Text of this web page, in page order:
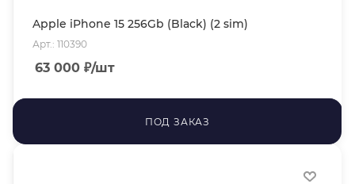
Apple iPhone 15 256Gb (Black) (2 sim)
Арт.: 110390
63 000 ₽/шт
ПОД ЗАКАЗ